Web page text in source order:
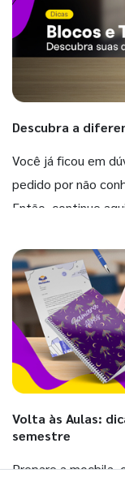
Descubra a
Você já ficou em
pedido por não
Então, continue
Volta às Aulas:
semestre
Prepare a mochila,